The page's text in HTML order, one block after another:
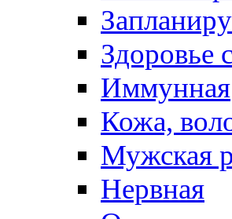
Здоровье
Иммунная
Кожа,
Мужская
Нервная